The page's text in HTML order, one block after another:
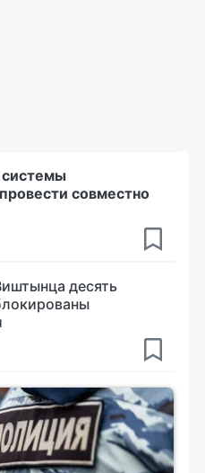
системы
совместно
десять